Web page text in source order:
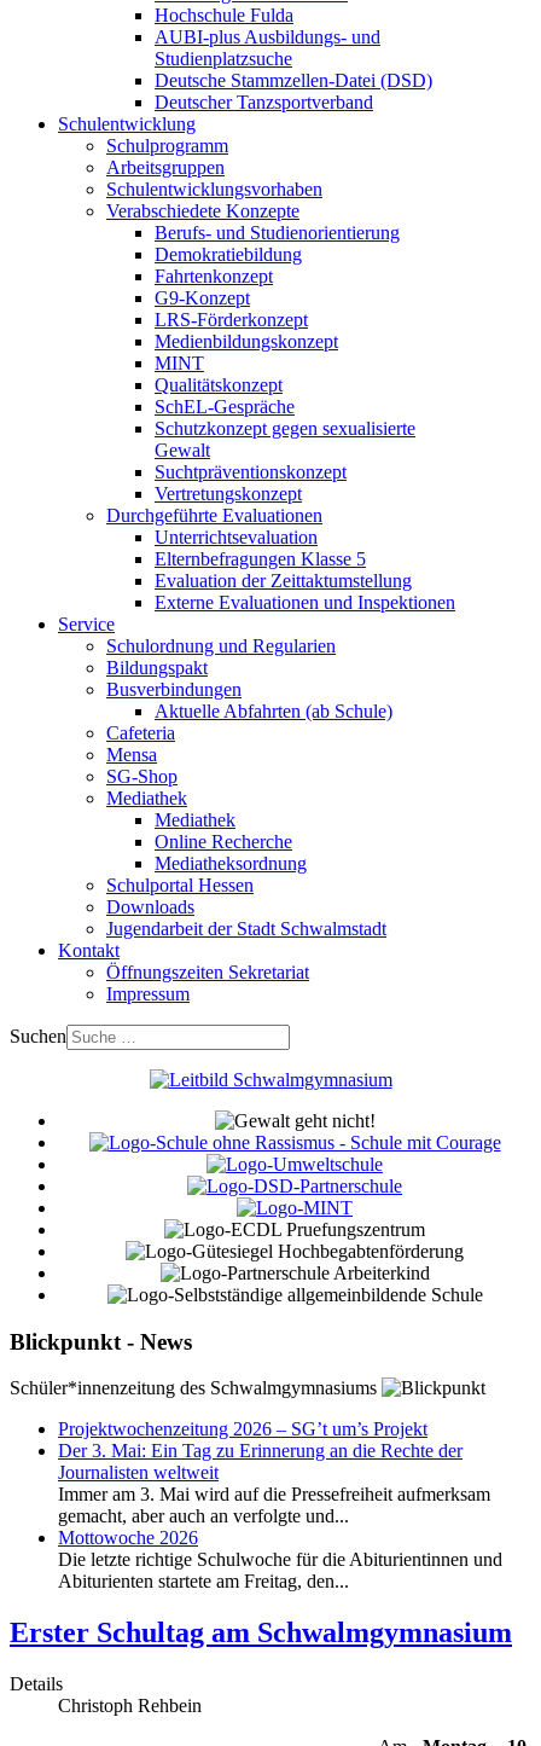
Hochschule Fulda
AUBI-plus Ausbildungs- und
Studienplatzsuche
Deutsche Stammzellen-Datei (DSD)
Deutscher Tanzsportverband
Schulentwicklung
Schulprogramm
Arbeitsgruppen
Schulentwicklungsvorhaben
Verabschiedete Konzepte
Berufs- und Studienorientierung
Demokratiebildung
Fahrtenkonzept
G9-Konzept
LRS-Förderkonzept
Medienbildungskonzept
MINT
Qualitätskonzept
SchEL-Gespräche
Schutzkonzept gegen sexualisierte
Gewalt
Suchtpräventionskonzept
Vertretungskonzept
Durchgeführte Evaluationen
Unterrichtsevaluation
Elternbefragungen Klasse 5
Evaluation der Zeittaktumstellung
Externe Evaluationen und Inspektionen
Service
Schulordnung und Regularien
Bildungspakt
Busverbindungen
Aktuelle Abfahrten (ab Schule)
Cafeteria
Mensa
SG-Shop
Mediathek
Mediathek
Online Recherche
Mediatheksordnung
Schulportal Hessen
Downloads
Jugendarbeit der Stadt Schwalmstadt
Kontakt
Öffnungszeiten Sekretariat
Impressum
Suchen
Blickpunkt - News
Schüler*innenzeitung des Schwalmgymnasiums
Projektwochenzeitung 2026 – SG’t um’s Projekt
Der 3. Mai: Ein Tag zu Erinnerung an die Rechte der
Journalisten weltweit
Immer am 3. Mai wird auf die Pressefreiheit aufmerksam
gemacht, aber auch an verfolgte und...
Mottowoche 2026
Die letzte richtige Schulwoche für die Abiturientinnen und
Abiturienten startete am Freitag, den...
Erster Schultag am Schwalmgymnasium
Details
Christoph Rehbein